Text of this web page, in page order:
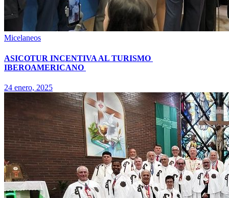
Micelaneos
ASICOTUR INCENTIVA AL TURISMO
IBEROAMERICANO
24 enero, 2025